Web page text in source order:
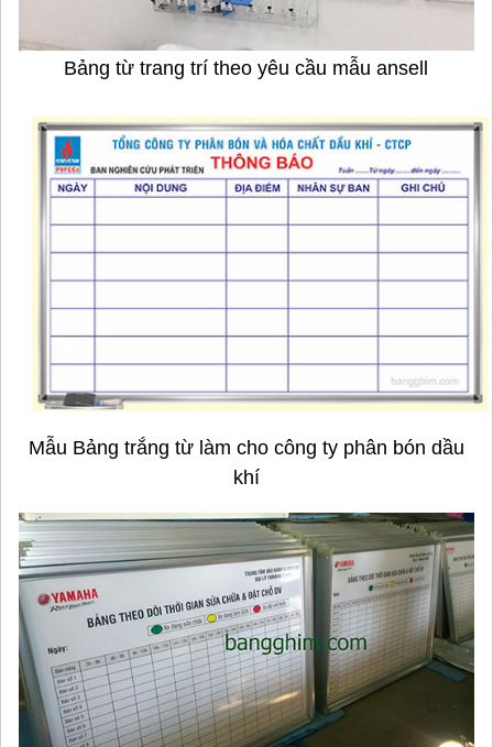
Bảng từ trang trí theo yêu cầu mẫu ansell
Mẫu Bảng trắng từ làm cho công ty phân bón dầu
khí